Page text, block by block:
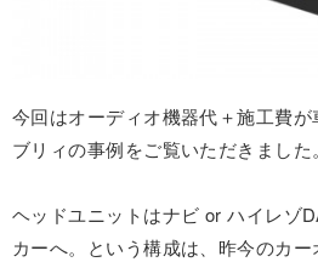
今回はオーディオ機器代＋施工費
ブリィの事例をご覧いただきました。
ヘッドユニットはナビ or ハイレゾ
カーへ。という構成は、昨今のカ